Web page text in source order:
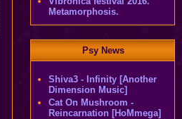
Metamorphosis.
Psy News
Shiva3 - Infinity [Another
Dimension Music]
Cat On Mushroom -
Reincarnation [HoMmega]